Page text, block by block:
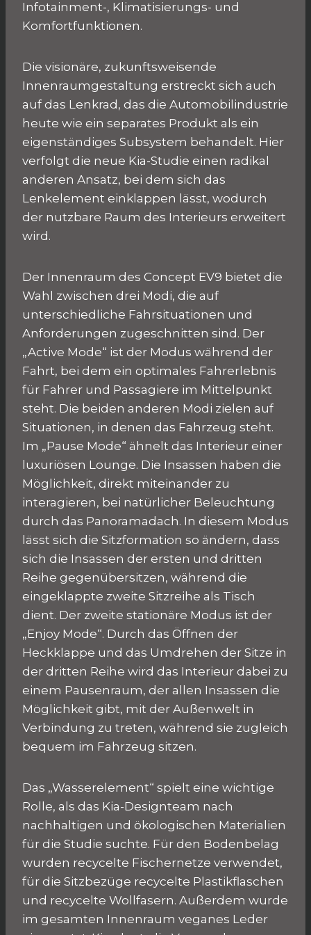
Infotainment-, Klimatisierungs- und
Komfortfunktionen.
Die visionäre, zukunftsweisende
Innenraumgestaltung erstreckt sich auch
auf das Lenkrad, das die Automobilindustrie
heute wie ein separates Produkt als ein
eigenständiges Subsystem behandelt. Hier
verfolgt die neue Kia-Studie einen radikal
anderen Ansatz, bei dem sich das
Lenkelement einklappen lässt, wodurch
der nutzbare Raum des Interieurs erweitert
wird.
Der Innenraum des Concept EV9 bietet die
Wahl zwischen drei Modi, die auf
unterschiedliche Fahrsituationen und
Anforderungen zugeschnitten sind. Der
„Active Mode“ ist der Modus während der
Fahrt, bei dem ein optimales Fahrerlebnis
für Fahrer und Passagiere im Mittelpunkt
steht. Die beiden anderen Modi zielen auf
Situationen, in denen das Fahrzeug steht.
Im „Pause Mode“ ähnelt das Interieur einer
luxuriösen Lounge. Die Insassen haben die
Möglichkeit, direkt miteinander zu
interagieren, bei natürlicher Beleuchtung
durch das Panoramadach. In diesem Modus
lässt sich die Sitzformation so ändern, dass
sich die Insassen der ersten und dritten
Reihe gegenübersitzen, während die
eingeklappte zweite Sitzreihe als Tisch
dient. Der zweite stationäre Modus ist der
„Enjoy Mode“. Durch das Öffnen der
Heckklappe und das Umdrehen der Sitze in
der dritten Reihe wird das Interieur dabei zu
einem Pausenraum, der allen Insassen die
Möglichkeit gibt, mit der Außenwelt in
Verbindung zu treten, während sie zugleich
bequem im Fahrzeug sitzen.
Das „Wasserelement“ spielt eine wichtige
Rolle, als das Kia-Designteam nach
nachhaltigen und ökologischen Materialien
für die Studie suchte. Für den Bodenbelag
wurden recycelte Fischernetze verwendet,
für die Sitzbezüge recycelte Plastikflaschen
und recycelte Wollfasern. Außerdem wurde
im gesamten Innenraum veganes Leder